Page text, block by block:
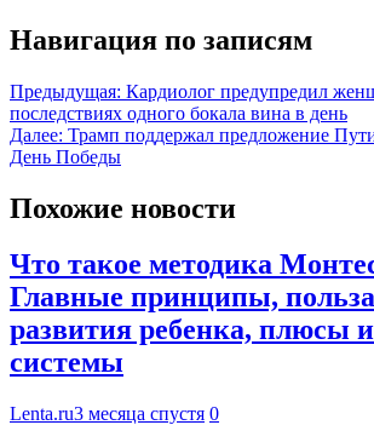
Навигация по записям
Предыдущая: Кардиолог предупредил
последствиях одного бокала вина в день
Далее: Трамп поддержал предложение
День Победы
Похожие новости
Что такое методика
Главные принципы,
развития ребенка, плюсы
системы
Lenta.ru3 месяца спустя 0